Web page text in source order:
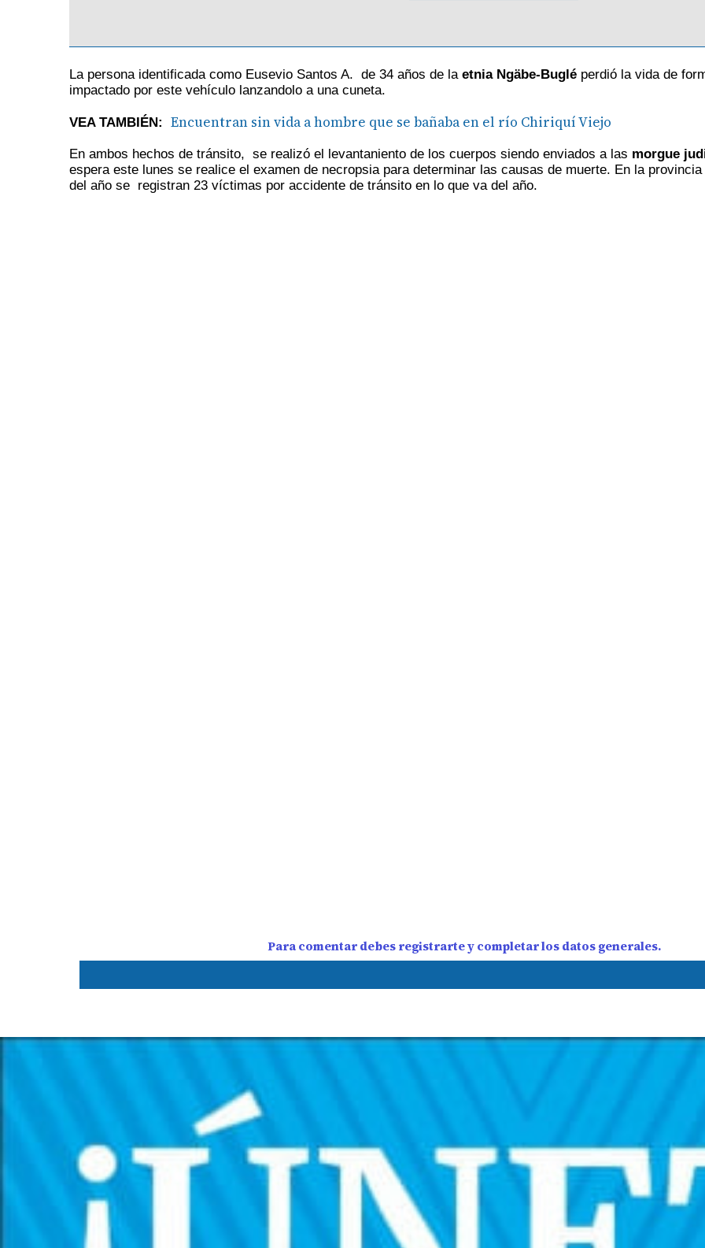
La persona identificada como Eusevio Santos A. de 34 años de laetnia Ngäbe-Buglé perdió la vida de
impactado por este vehículo lanzandolo a una cuneta.
VEA TAMBIÉN: Encuentran sin vida a hombre que se bañaba en el río Chiriquí Viejo
En ambos hechos de tránsito, se realizó el levantaniento de los cuerpos siendo enviados a las morgue
espera este lunes se realice el examen de necropsia para determinar las causas de muerte. En la
del año se registran 23 víctimas por accidente de tránsito en lo que va del año.
Para comentar debes registrarte y completar los datos generales.